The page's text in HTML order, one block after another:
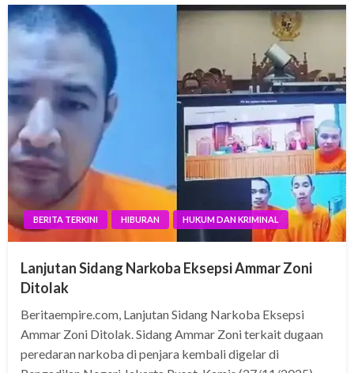
BERITA TERKINI HIBURAN HUKUM DAN KRIMINAL
Lanjutan Sidang Narkoba Eksepsi Ammar Zoni
Ditolak
Beritaempire.com, Lanjutan Sidang Narkoba Eksepsi
Ammar Zoni Ditolak. Sidang Ammar Zoni terkait dugaan
peredaran narkoba di penjara kembali digelar di